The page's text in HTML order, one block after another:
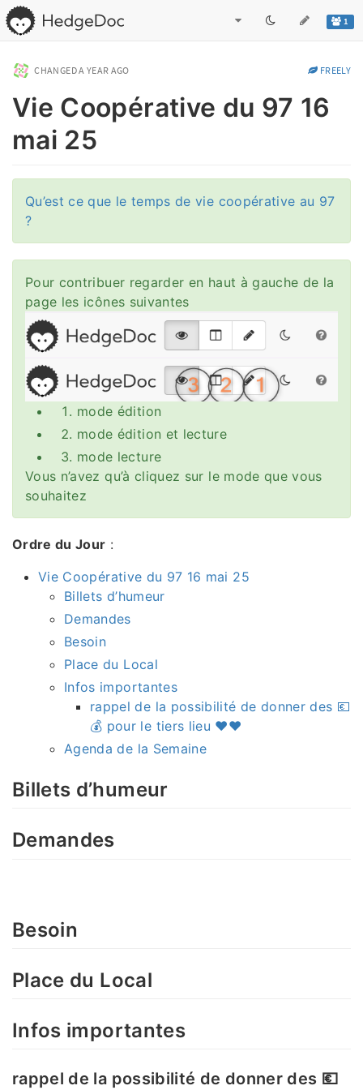
1
CHANGEDA YEAR AGO FREELY
Vie Coopérative du 97 16
mai 25
Qu’est ce que le temps de vie coopérative au 97
?
Pour contribuer regarder en haut à gauche de la
page les icônes suivantes
mode édition
mode édition et lecture
mode lecture
Vous n’avez qu’à cliquez sur le mode que vous
souhaitez
Ordre du Jour :
Vie Coopérative du 97 16 mai 25
Billets d’humeur
Demandes
Besoin
Place du Local
Infos importantes
rappel de la possibilité de donner des 💶
💰 pour le tiers lieu ♥️♥️
Agenda de la Semaine
Billets d’humeur
Demandes
Besoin
Place du Local
Infos importantes
rappel de la possibilité de donner des 💶